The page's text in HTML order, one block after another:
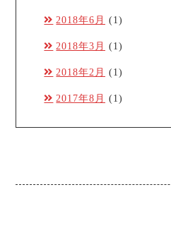
2018年6月 (1)
2018年3月 (1)
2018年2月 (1)
2017年8月 (1)